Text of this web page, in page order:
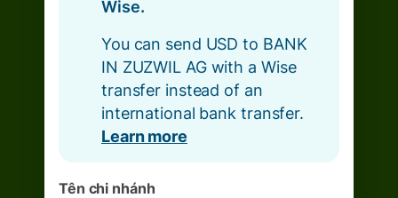
Wise.
You can send USD to BANK
IN ZUZWIL AG with a Wise
transfer instead of an
international bank transfer.
Learn more
Tên chi nhánh